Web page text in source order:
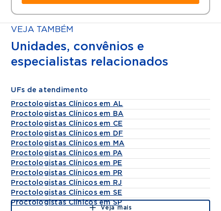
VEJA TAMBÉM
Unidades, convênios e
especialistas relacionados
UFs de atendimento
Proctologistas Clínicos em AL
Proctologistas Clínicos em BA
Proctologistas Clínicos em CE
Proctologistas Clínicos em DF
Proctologistas Clínicos em MA
Proctologistas Clínicos em PA
Proctologistas Clínicos em PE
Proctologistas Clínicos em PR
Proctologistas Clínicos em RJ
Proctologistas Clínicos em SE
Proctologistas Clínicos em SP
Veja mais